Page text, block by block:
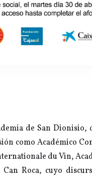
de San Dionisio,
como Académico
du Vin,
Roca, cuyo